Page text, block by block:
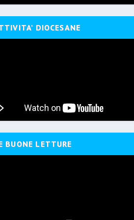
DIOCESANE
BUONE LETTURE